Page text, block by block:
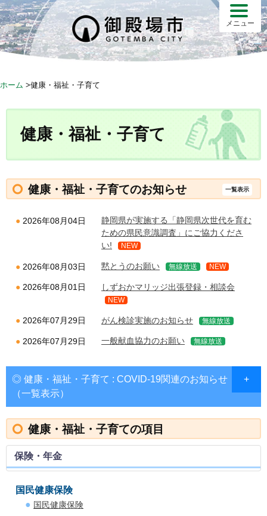
S
k
i
p
メニュー
ホーム >健康・福祉・子育て
健康・福祉・子育て
健康・福祉・子育てのお知らせ 一覧表示
2026年08月04日
静岡県が実施する「静岡県次世代を育む
ための県民意識調査」にご協力くださ
い!
NEW
2026年08月03日 黙とうのお願い 無線放送 NEW
2026年08月01日 しずおかマリッジ出張登録・相談会
NEW
2026年07月29日 がん検診実施のお知らせ 無線放送
2026年07月29日 一般献血協力のお願い 無線放送
◎ 健康・福祉・子育て : COVID-19関連のお知らせ
（一覧表示）
健康・福祉・子育ての項目
保険・年金
国民健康保険
国民健康保険